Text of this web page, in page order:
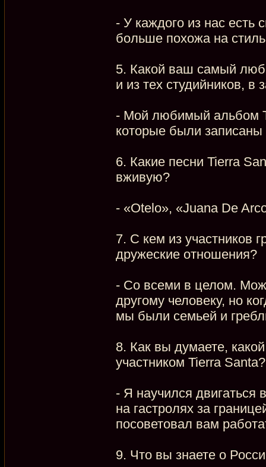
- У каждого из нас есть
больше похожа на
5. Какой ваш самый
и из тех студийников, в
- Мой любимый альбом
которые были
6. Какие песни Tierra
вживую?
- «Otelo», «Juana De
7. С кем из участников
дружеские отношения?
- Со всеми в целом.
другому человеку, но
мы были семьей и
8. Как вы думаете,
участником Tierra Santa?
- Я научился двигаться
на гастролях за
посоветовал вам
9. Что вы знаете о